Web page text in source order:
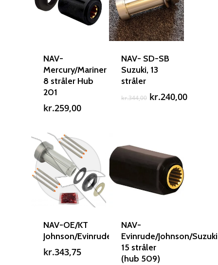
NAV-
Mercury/Mariner
8 stråler Hub
201
kr.259,00
NAV- SD-SB
Suzuki, 13
stråler
kr.344,00 Den
kr.240,00Den
NAV-OE/KT
Johnson/Evinrude
kr.343,75
NAV-
Evinrude/Johnson/Suzuki
15 stråler
(hub 509)
Reparation
Om reparation
Guides
Afmontering af propel
Mercury guide
Er min propel højre
Shop
Ring på 75 59 43
Rudes Propeller
E: